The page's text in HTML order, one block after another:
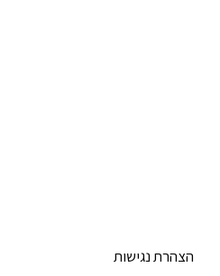
הצהרת נגישות